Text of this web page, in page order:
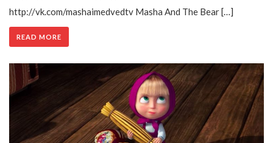
http://vk.com/mashaimedvedtv Masha And The Bear […]
READ MORE